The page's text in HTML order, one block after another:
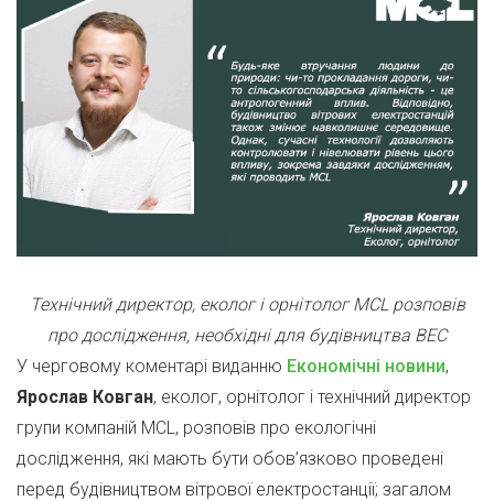
Технічний директор, еколог і орнітолог MCL розповів
про дослідження, необхідні для будівництва ВЕС
У черговому коментарі виданню Економічні новини,
Ярослав Ковган, еколог, орнітолог і технічний директор
групи компаній MCL, розповів про екологічні
дослідження, які мають бути обов’язково проведені
перед будівництвом вітрової електростанції; загалом